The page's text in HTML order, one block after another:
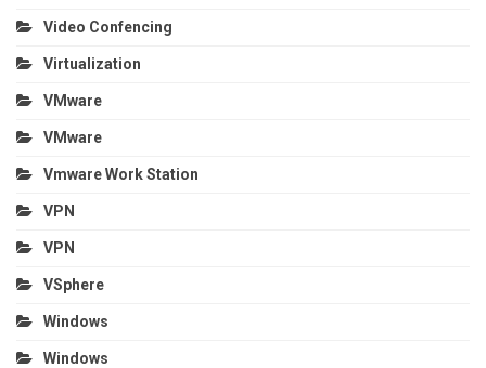
Video Confencing
Virtualization
VMware
VMware
Vmware Work Station
VPN
VPN
VSphere
Windows
Windows